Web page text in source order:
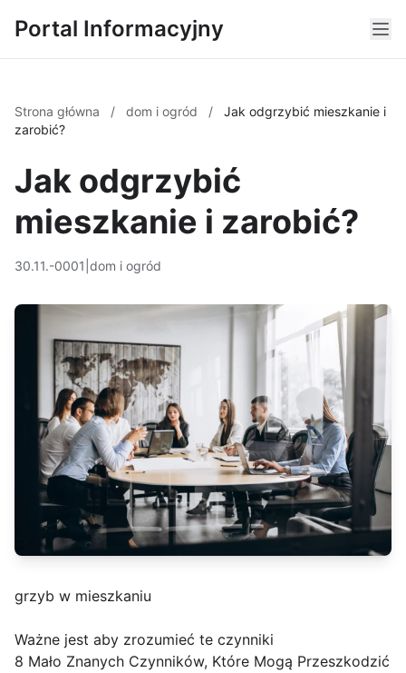
Portal Informacyjny
Strona główna / dom i ogród /
Jak odgrzybić mieszkanie i
zarobić?
Jak odgrzybić
mieszkanie i zarobić?
30.11.-0001 dom i ogród
grzyb w mieszkaniu
Ważne jest aby zrozumieć te czynniki
8 Mało Znanych Czynników, Które Mogą Przeszkodzić